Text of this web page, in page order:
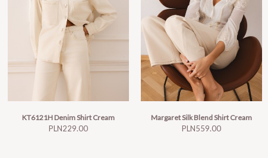
KT6121H Denim Shirt Cream
Price
PLN229.00
Margaret Silk Blend Shirt Cream
Price
PLN559.00